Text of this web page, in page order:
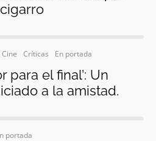
Cine Críticas En portada
para el final’: Un
a la amistad.
portada